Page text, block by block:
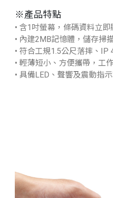
※產品特點
• 含1吋螢幕，條碼資料立
• 內建2MB記憶體，儲存掃
• 符合工規1.5公尺落摔、IP
• 輕薄短小、方便攜帶，工
• 具備LED、聲響及震動指